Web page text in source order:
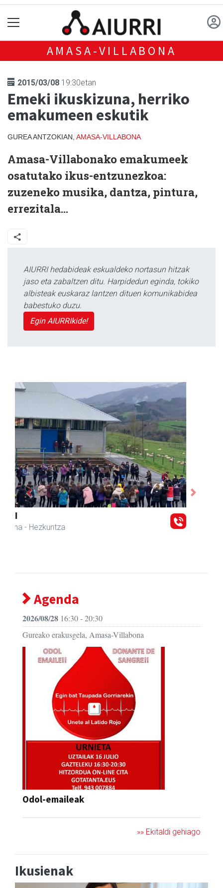
AMASA-VILLABONA
2015/03/08 19:30etan
Emeki ikuskizuna, herriko
emakumeen eskutik
GUREA ANTZOKIAN, AMASA-VILLABONA
Amasa-Villabonako emakumeek
osatutako ikus-entzunezkoa:
zuzeneko musika, dantza, pintura,
errezitala...
AIURRI hedabideak eskualdeko nortasun hitzak
jaso eta zabaltzen ditu. Harpidedun eginda, tokiko
albisteak euskaraz lantzen dituen komunikabidea
babestuko duzu.
Egin AIURRIkide!
Eizmendi ile-apaindegia
Amasa-Villabona
Previous Next
Agenda
2026/08/28 16:30 - 20:30
Gureako erakusgela, Amasa-Villabona
Odol-emaileak
»» Ekitaldi gehiago
Ikusienak